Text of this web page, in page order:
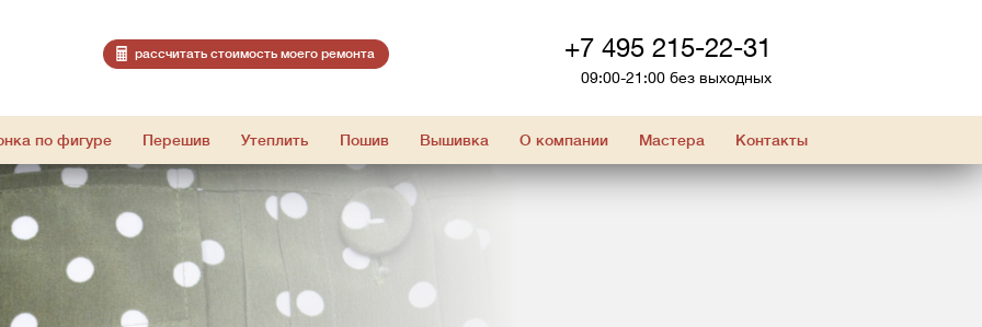
расcчитать стоимость моего ремонта +7 495 215-22-31
09:00-21:00 без выходных
по фигуре Перешив Утеплить Пошив Вышивка О компании Мастера Контакты